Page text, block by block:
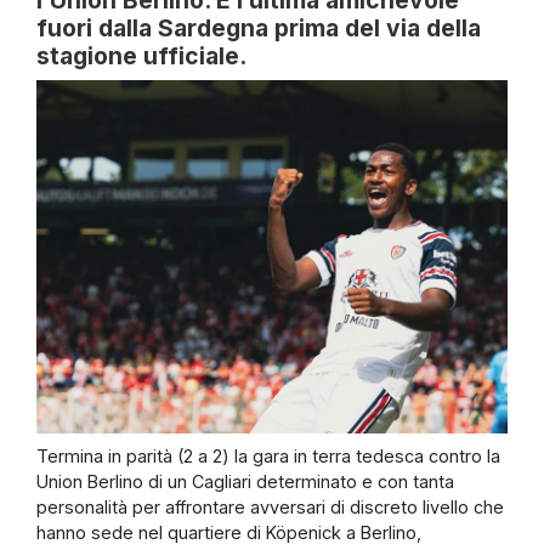
fuori dalla Sardegna prima del via della
stagione ufficiale.
Termina in parità (2 a 2) la gara in terra tedesca contro la
Union Berlino di un Cagliari determinato e con tanta
personalità per affrontare avversari di discreto livello che
hanno sede nel quartiere di Köpenick a Berlino,